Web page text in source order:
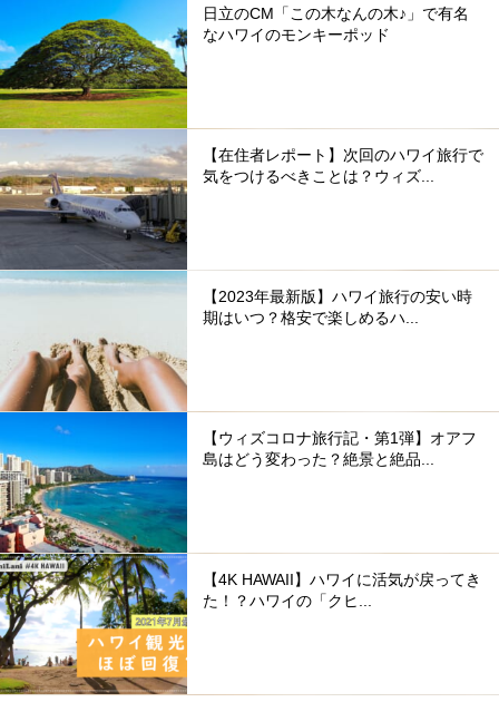
日立のCM「この木なんの木♪」で有名
なハワイのモンキーポッド
【在住者レポート】次回のハワイ旅行で
気をつけるべきことは？ウィズ...
【2023年最新版】ハワイ旅行の安い時
期はいつ？格安で楽しめるハ...
【ウィズコロナ旅行記・第1弾】オアフ
島はどう変わった？絶景と絶品...
【4K HAWAII】ハワイに活気が戻ってき
た！？ハワイの「クヒ...